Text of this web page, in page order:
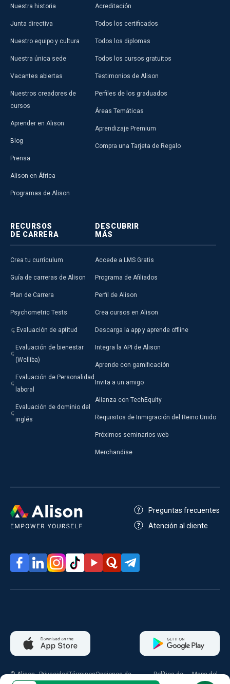
Nuestra historia
Junta directiva
Nuestro equipo y cultura
Nuestra única sede
Vacantes abiertas
Nuestros creadores de
cursos
Aprender en Alison
Blog
Prensa
Alison en África
Programas de Alison
Acreditación
Todos los certificados
Todos los diplomas
Todos los cursos gratuitos
Testimonios de Alison
Perfiles de los graduados
Áreas Temáticas
Aprendizaje Premium
Compra una Tarjeta de Regalo
RECURSOS
DE CARRERA
Crea tu currículum
Guía de carreras de Alison
Plan de Carrera
Psychometric Tests
Evaluación de aptitud
Evaluación de bienestar
(Welliba)
Evaluación de Personalidad
laboral
Evaluación de dominio del
inglés
DESCUBRIR
MÁS
Accede a LMS Gratis
Programa de Afiliados
Perfil de Alison
Crea cursos en Alison
Descarga la app y aprende offline
Integra la API de Alison
Aprende con gamificación
Invita a un amigo
Alianza con TechEquity
Requisitos de Inmigración del Reino Unido
Próximos seminarios web
Merchandise
Preguntas frecuentes
Atención al cliente
© Alison PrivacidadTérminosOpciones de
Política de
Mapa del